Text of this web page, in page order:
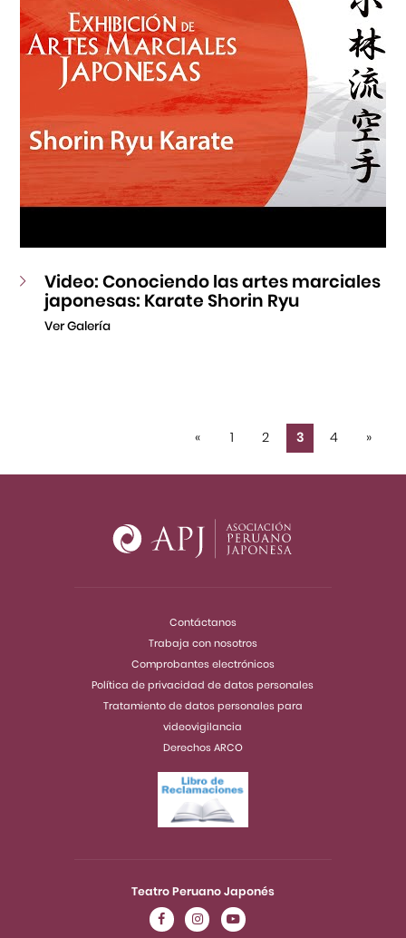
Video: Conociendo las artes marciales
japonesas: Karate Shorin Ryu
Ver Galería
« 1 2 3 4 »
Teatro Peruano Japonés
Contáctanos
Trabaja con nosotros
Comprobantes electrónicos
Política de privacidad de datos personales
Tratamiento de datos personales para
videovigilancia
Derechos ARCO